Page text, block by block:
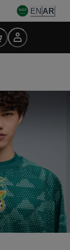
AR
EN